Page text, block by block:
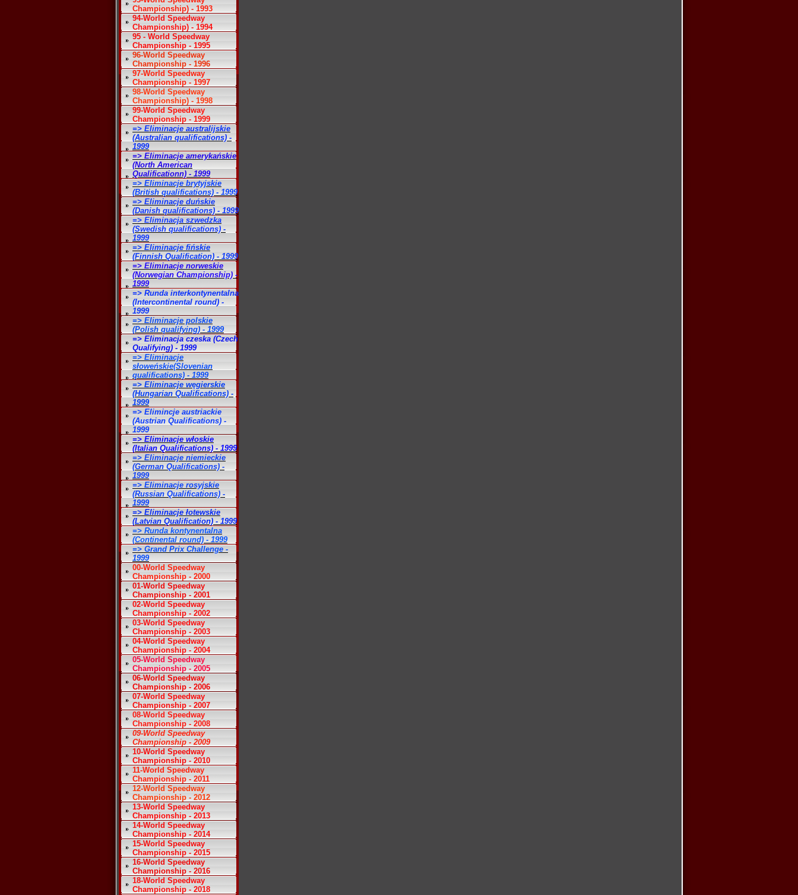
Championship) - 1993
94-World Speedway
Championship) - 1994
95 - World Speedway
Championship - 1995
96-World Speedway
Championship - 1996
97-World Speedway
Championship - 1997
98-World Speedway
Championship) - 1998
99-World Speedway
Championship - 1999
=> Eliminacje australijskie
(Australian qualifications) -
1999
=> Eliminacje amerykańskie
(North American
Qualificationn) - 1999
=> Eliminacje brytyjskie
(British qualifications) - 1999
=> Eliminacje duńskie
(Danish qualifications) - 1999
=> Eliminacja szwedzka
(Swedish qualifications) -
1999
=> Eliminacje fińskie
(Finnish Qualification) - 1999
=> Eliminacje norweskie
(Norwegian Championship) -
1999
=> Runda interkontynentalna
(Intercontinental round) -
1999
=> Eliminacje polskie
(Polish qualifying) - 1999
=> Eliminacja czeska (Czech
Qualifying) - 1999
=> Eliminacje
słoweńskie(Slovenian
qualifications) - 1999
=> Eliminacje węgierskie
(Hungarian Qualifications) -
1999
=> Elimincje austriackie
(Austrian Qualifications) -
1999
=> Eliminacje włoskie
(Italian Qualifications) - 1999
=> Eliminacje niemieckie
(German Qualifications) -
1999
=> Eliminacje rosyjskie
(Russian Qualifications) -
1999
=> Eliminacje łotewskie
(Latvian Qualification) - 1999
=> Runda kontynentalna
(Continental round) - 1999
=> Grand Prix Challenge -
1999
00-World Speedway
Championship - 2000
01-World Speedway
Championship - 2001
02-World Speedway
Championship - 2002
03-World Speedway
Championship - 2003
04-World Speedway
Championship - 2004
05-World Speedway
Championship - 2005
06-World Speedway
Championship - 2006
07-World Speedway
Championship - 2007
08-World Speedway
Championship - 2008
09-World Speedway
Championship - 2009
10-World Speedway
Championship - 2010
11-World Speedway
Championship - 2011
12-World Speedway
Championship - 2012
13-World Speedway
Championship - 2013
14-World Speedway
Championship - 2014
15-World Speedway
Championship - 2015
16-World Speedway
Championship - 2016
18-World Speedway
Championship - 2018